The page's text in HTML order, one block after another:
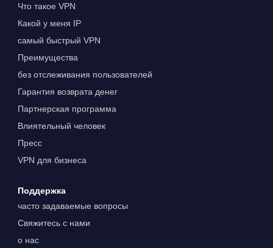
Что такое VPN
Какой у меня IP
самый быстрый VPN
Преимущества
без отслеживания пользователей
Гарантия возврата денег
Партнерская программа
Влиятельный человек
Пресс
VPN для бизнеса
Поддержка
часто задаваемые вопросы
Свяжитесь с нами
о нас